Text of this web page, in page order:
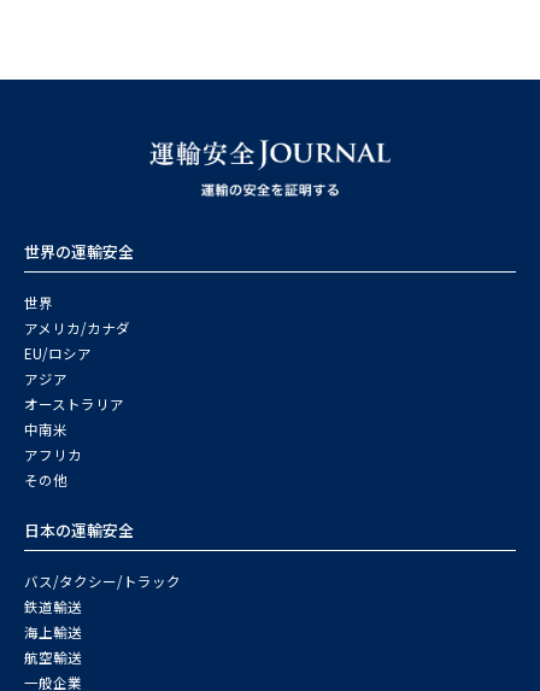
世界の運輸安全
世界
アメリカ/カナダ
EU/ロシア
アジア
オーストラリア
中南米
アフリカ
その他
日本の運輸安全
バス/タクシー/トラック
鉄道輸送
海上輸送
航空輸送
一般企業